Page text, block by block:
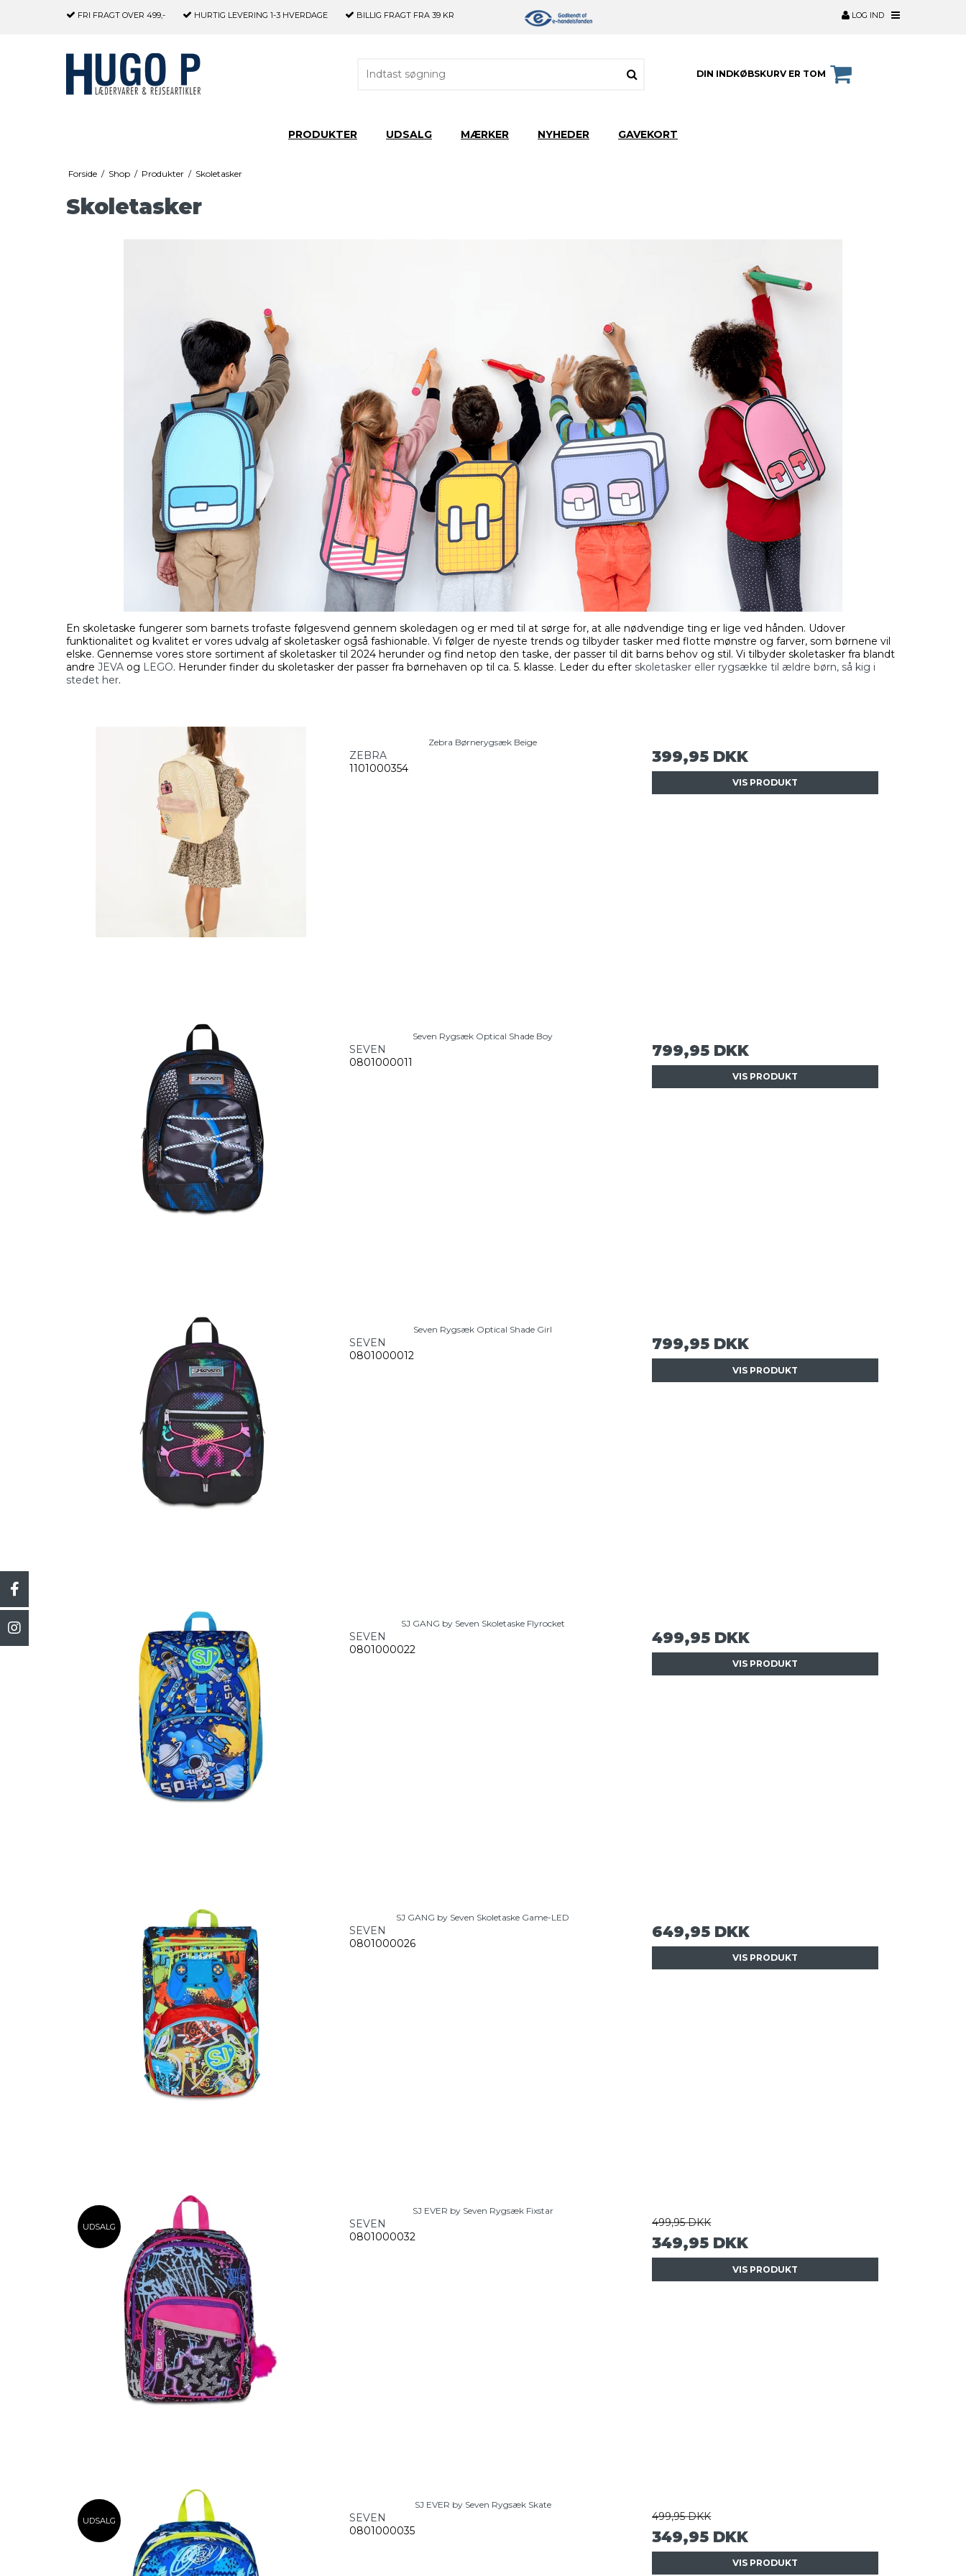
FRI FRAGT OVER 499,- HURTIG LEVERING 1-3 HVERDAGE BILLIG FRAGT FRA 39 KR LOG IND
DIN INDKØBSKURV ER TOM
PRODUKTER UDSALG MÆRKER NYHEDER GAVEKORT
Forside / Shop / Produkter / Skoletasker
Skoletasker
En skoletaske fungerer som barnets trofaste følgesvend gennem skoledagen og er med til at sørge for, at alle nødvendige ting er lige ved hånden. Udover
funktionalitet og kvalitet er vores udvalg af skoletasker også fashionable. Vi følger de nyeste trends og tilbyder tasker med flotte mønstre og farver, som børnene vil
elske. Gennemse vores store sortiment af skoletasker til 2024 herunder og find netop den taske, der passer til dit barns behov og stil. Vi tilbyder skoletasker fra blandt
andre JEVA og LEGO. Herunder finder du skoletasker der passer fra børnehaven op til ca. 5. klasse. Leder du efter skoletasker eller rygsække til ældre børn, så kig i
stedet her.
Zebra Børnerygsæk Beige
ZEBRA
1101000354
399,95 DKK
VIS PRODUKT
Seven Rygsæk Optical Shade Boy
SEVEN
0801000011
799,95 DKK
VIS PRODUKT
Seven Rygsæk Optical Shade Girl
SEVEN
0801000012
799,95 DKK
VIS PRODUKT
SJ GANG by Seven Skoletaske Flyrocket
SEVEN
0801000022
499,95 DKK
VIS PRODUKT
SJ GANG by Seven Skoletaske Game-LED
SEVEN
0801000026
649,95 DKK
VIS PRODUKT
UDSALG
SJ EVER by Seven Rygsæk Fixstar
SEVEN
0801000032
499,95 DKK
349,95 DKK
VIS PRODUKT
UDSALG
SJ EVER by Seven Rygsæk Skate
SEVEN
0801000035
499,95 DKK
349,95 DKK
VIS PRODUKT